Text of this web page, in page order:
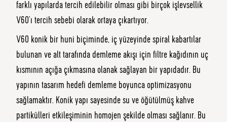
farklı yapılarda tercih edilebilir olması gibi birçok işlevsellik
V60’ı tercih sebebi olarak ortaya çıkartıyor.
V60 konik bir huni biçiminde, iç yüzeyinde spiral kabartılar
bulunan ve alt tarafında demleme akışı için filtre kağıdının uç
kısmının açığa çıkmasına olanak sağlayan bir yapıdadır. Bu
yapının tasarım hedefi demleme boyunca optimizasyonu
sağlamaktır. Konik yapı sayesinde su ve öğütülmüş kahve
partikülleri etkileşiminin homojen şekilde olması sağlanır. Bu